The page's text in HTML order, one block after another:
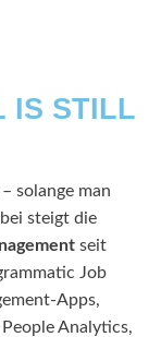
IS STILL
solange man
steigt die
seit
Job
Apps,
Analytics,